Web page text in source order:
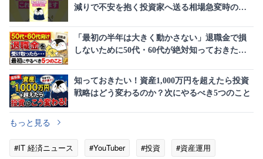
減りで不安を抱く投資家へ送る相場急変時の歩
「最初の半年は大きく動かさない」退職金で損
しないために50代・60代が絶対知っておきたい5
知っておきたい！資産1,000万円を超えたら投資
戦略はどう変わるのか？次にやるべき5つのこと
もっと見る
#IT 経済ニュース #YouTuber #投資
#資産運用